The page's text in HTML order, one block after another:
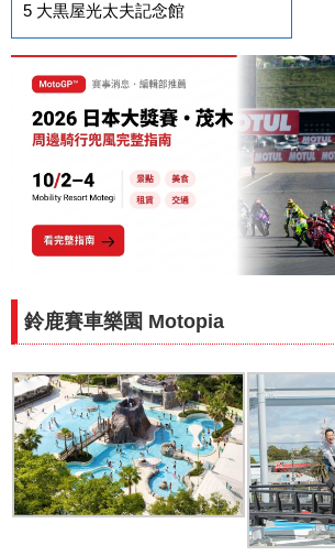
5 大黒屋光太夫記念館
鈴鹿賽車樂園 Motopia